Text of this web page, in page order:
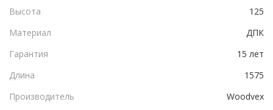
Высота
125
Материал
ДПК
Гарантия
15 лет
Длина
1575
Производитель
Woodvex